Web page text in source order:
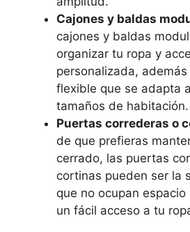
Cajones y baldas
cajones y baldas
organizar tu ropa y
personalizada,
flexible que se adapta
tamaños de habitación.
Puertas correderas o
de que prefieras
cerrado, las puertas
cortinas pueden ser la
que no ocupan
un fácil acceso a tu